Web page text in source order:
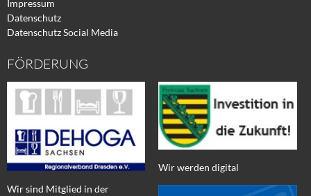
Impressum
Datenschutz
Datenschutz Social Media
FÖRDERUNG
Wir sind Mitglied in der
Wir werden digital